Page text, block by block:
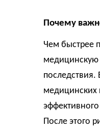
Почему
Чем быстрее
медицинскую
последствия.
медицинских
эффективного
После этого